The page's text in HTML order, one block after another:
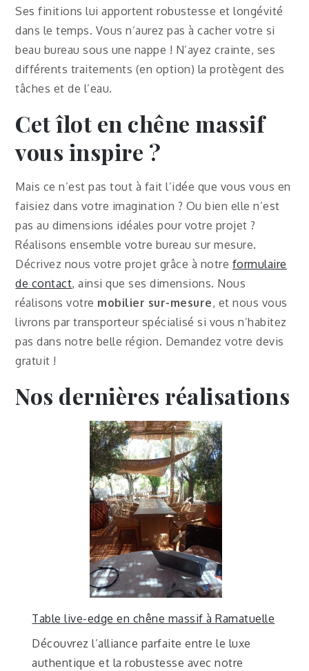
Ses finitions lui apportent robustesse et longévité
dans le temps. Vous n’aurez pas à cacher votre si
beau bureau sous une nappe ! N’ayez crainte, ses
différents traitements (en option) la protègent des
tâches et de l’eau.
Cet îlot en chêne massif
vous inspire ?
Mais ce n’est pas tout à fait l’idée que vous vous en
faisiez dans votre imagination ? Ou bien elle n’est
pas au dimensions idéales pour votre projet ?
Réalisons ensemble votre bureau sur mesure.
Décrivez nous votre projet grâce à notre formulaire
de contact, ainsi que ses dimensions. Nous
réalisons votre mobilier sur-mesure, et nous vous
livrons par transporteur spécialisé si vous n’habitez
pas dans notre belle région. Demandez votre devis
gratuit !
Nos dernières réalisations
Table live-edge en chêne massif à Ramatuelle
Découvrez l’alliance parfaite entre le luxe
authentique et la robustesse avec notre